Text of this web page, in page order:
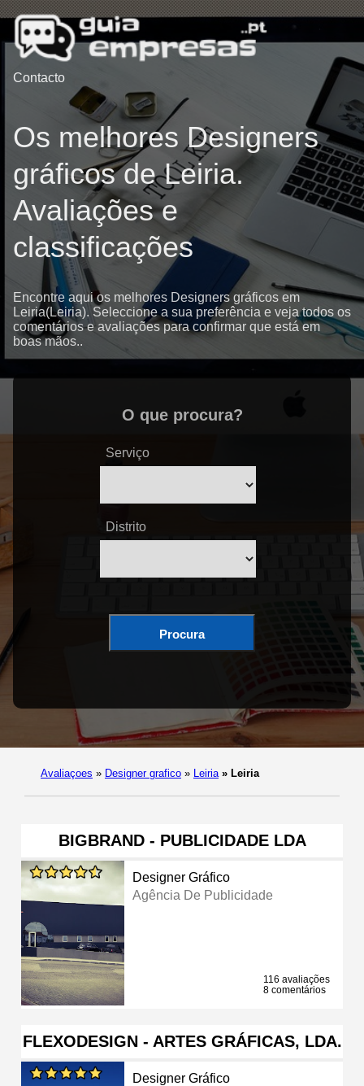
Contacto
Os melhores Designers
gráficos de Leiria.
Avaliações e
classificações
Encontre aqui os melhores Designers gráficos em
Leiria(Leiria). Seleccione a sua preferência e veja todos os
comentários e avaliações para confirmar que está em
boas mãos..
O que procura?
Serviço
Distrito
Procura
Avaliaçoes » Designer grafico » Leiria » Leiria
BIGBRAND - PUBLICIDADE LDA
Designer Gráfico
Agência De Publicidade
116 avaliações
8 comentários
FLEXODESIGN - ARTES GRÁFICAS, LDA.
Designer Gráfico